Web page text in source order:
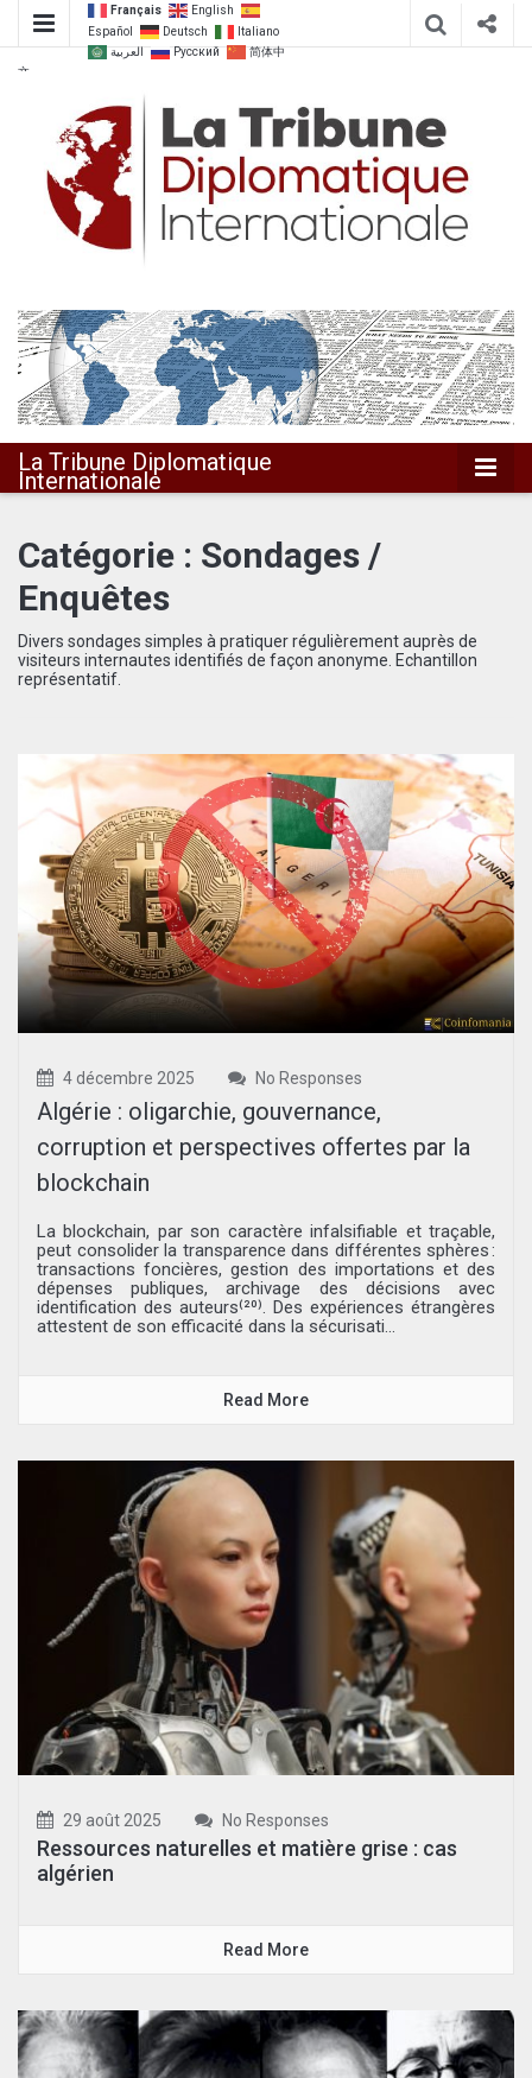
Français
English
Español
Deutsch
Italiano
العربية
Русский
简体中
文
La Tribune
Diplomatique
Internationale
La Tribune Diplomatique
Internationale
Catégorie : Sondages /
Enquêtes
Divers sondages simples à pratiquer régulièrement auprès de
visiteurs internautes identifiés de façon anonyme. Echantillon
représentatif.
4 décembre 2025 No Responses
Algérie : oligarchie, gouvernance,
corruption et perspectives offertes par la
blockchain
La blockchain, par son caractère infalsifiable et traçable,
peut consolider la transparence dans différentes sphères :
transactions foncières, gestion des importations et des
dépenses publiques, archivage des décisions avec
identification des auteurs⁽²⁰⁾. Des expériences étrangères
attestent de son efficacité dans la sécurisati...
Read More
29 août 2025 No Responses
Ressources naturelles et matière grise : cas
algérien
Read More